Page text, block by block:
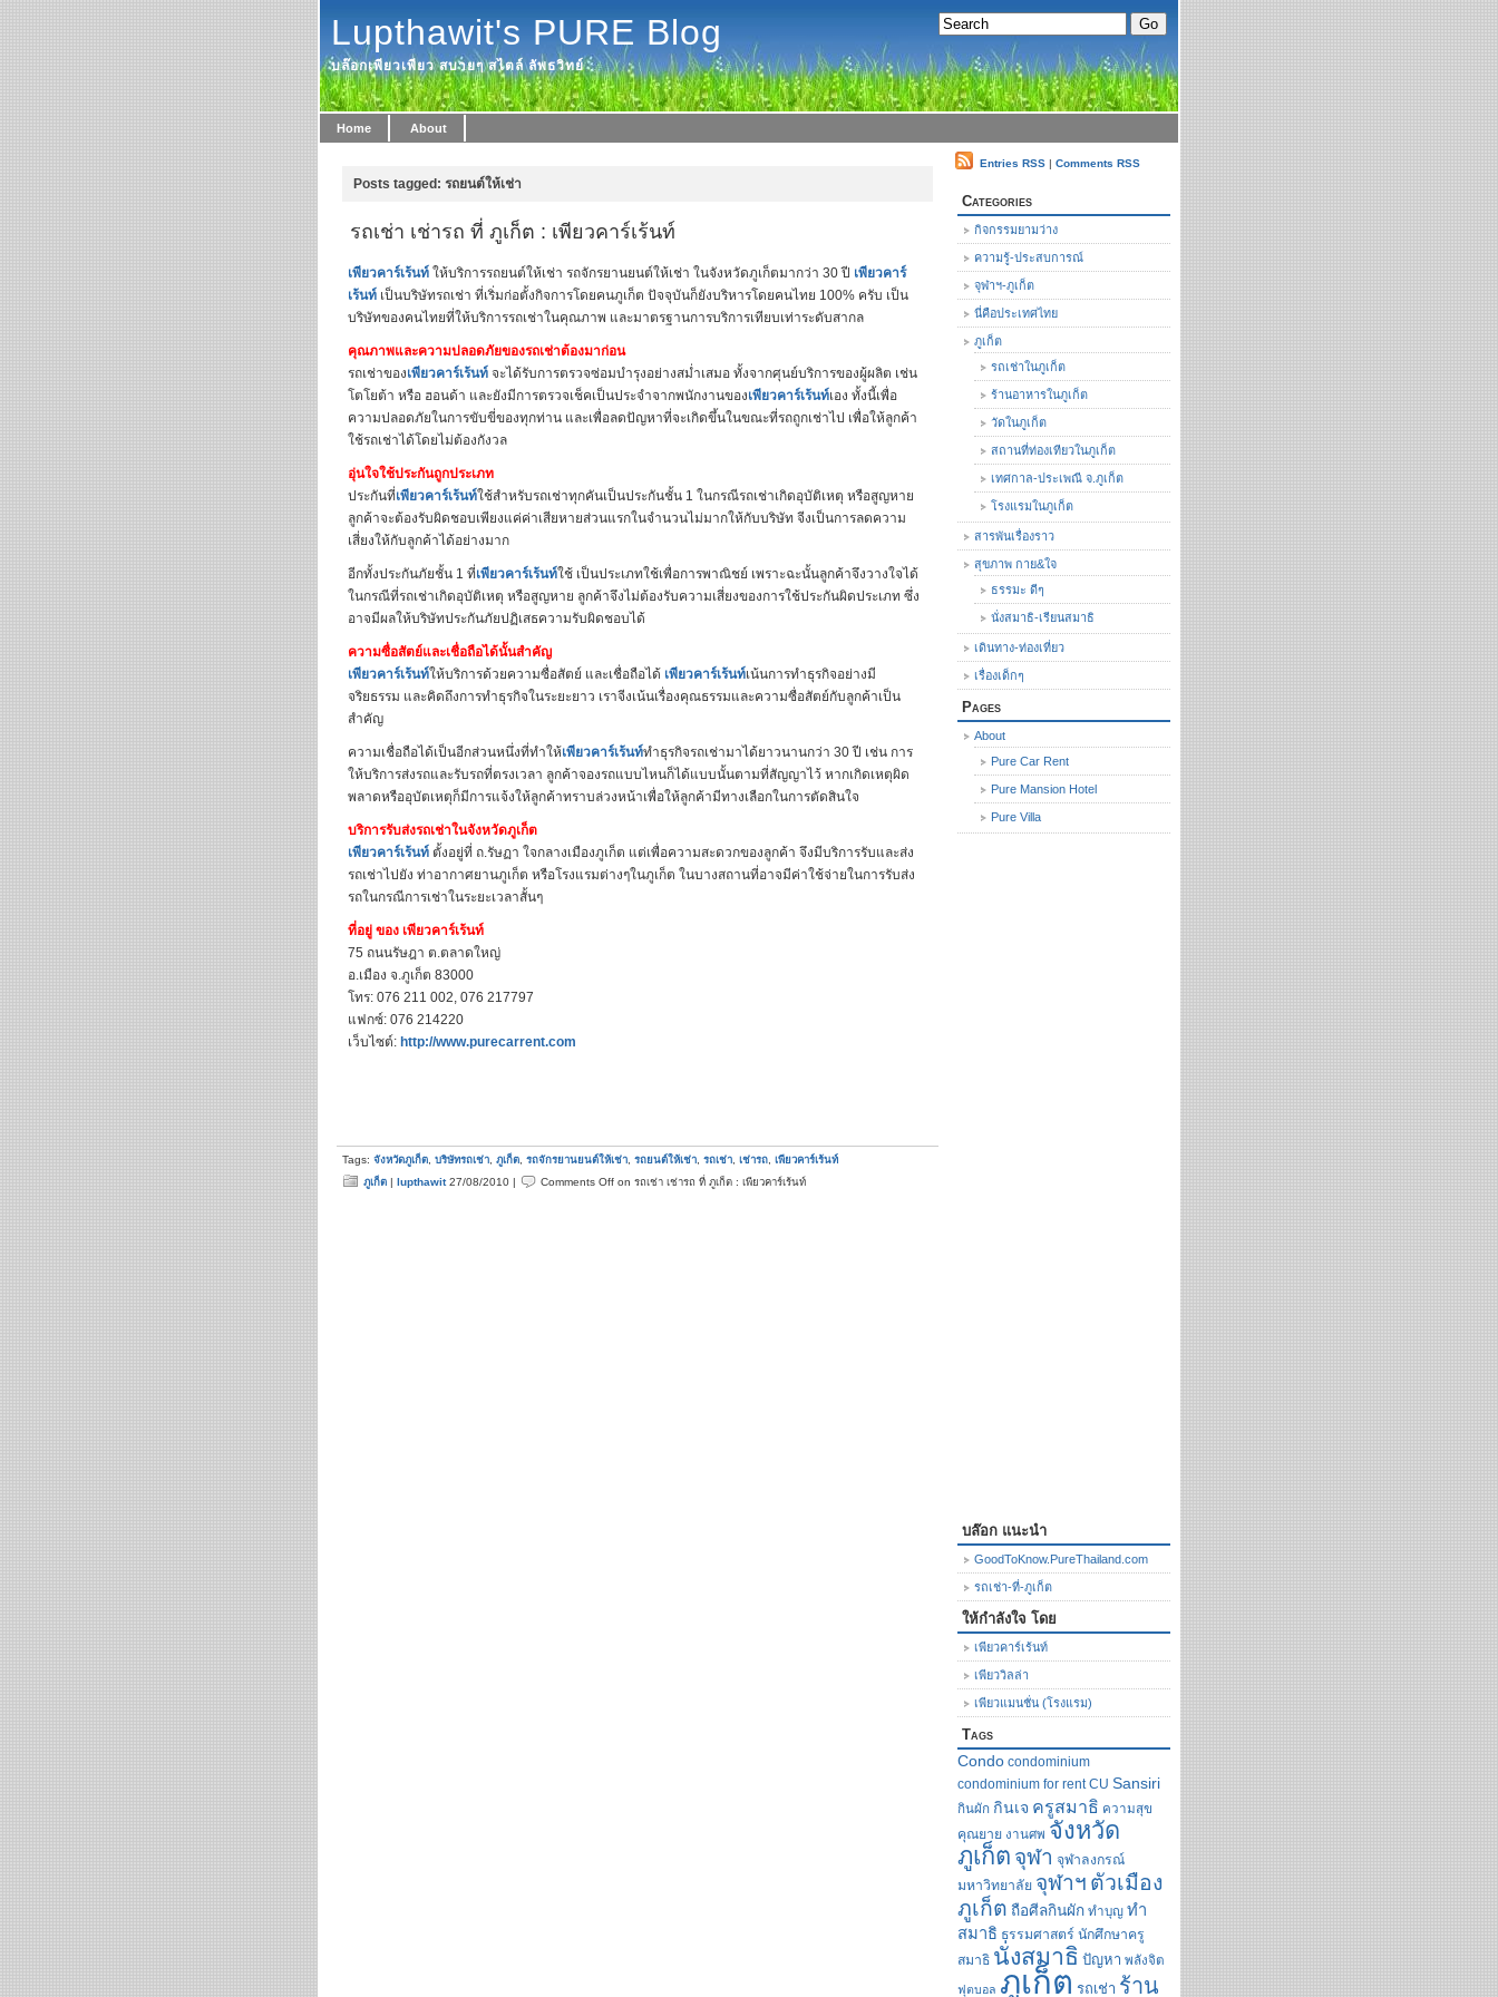
Lupthawit's PURE Blog
บล๊อกเพียวเพียว สบายๆ สไตล์ ลัพธวิทย์
Home About
Posts tagged: รถยนต์ให้เช่า
รถเช่า เช่ารถ ที่ ภูเก็ต : เพียวคาร์เร้นท์
เพียวคาร์เร้นท์ ให้บริการรถยนต์ให้เช่า รถจักรยานยนต์ให้เช่า ในจังหวัดภูเก็ตมากว่า 30 ปี เพียวคาร์
เร้นท์ เป็นบริษัทรถเช่า ที่เริ่มก่อตั้งกิจการโดยคนภูเก็ต ปัจจุบันก็ยังบริหารโดยคนไทย 100% ครับ เป็น
บริษัทของคนไทยที่ให้บริการรถเช่าในคุณภาพ และมาตรฐานการบริการเทียบเท่าระดับสากล
คุณภาพและความปลอดภัยของรถเช่าต้องมาก่อน
รถเช่าของเพียวคาร์เร้นท์ จะได้รับการตรวจซ่อมบำรุงอย่างสม่ำเสมอ ทั้งจากศุนย์บริการของผู้ผลิต เช่น
โตโยต้า หรือ ฮอนด้า และยังมีการตรวจเช็คเป็นประจำจากพนักงานของเพียวคาร์เร้นท์เอง ทั้งนี้เพื่อ
ความปลอดภัยในการขับขี่ของทุกท่าน และเพื่อลดปัญหาที่จะเกิดขึ้นในขณะที่รถถูกเช่าไป เพื่อให้ลูกค้า
ใช้รถเช่าได้โดยไม่ต้องกังวล
อุ่นใจใช้ประกันถูกประเภท
ประกันที่เพียวคาร์เร้นท์ใช้สำหรับรถเช่าทุกคันเป็นประกันชั้น 1 ในกรณีรถเช่าเกิดอุบัติเหตุ หรือสูญหาย
ลูกค้าจะต้องรับผิดชอบเพียงแค่ค่าเสียหายส่วนแรกในจำนวนไม่มากให้กับบริษัท จีงเป็นการลดความ
เสี่ยงให้กับลูกค้าได้อย่างมาก
อีกทั้งประกันภัยชั้น 1 ที่เพียวคาร์เร้นท์ใช้ เป็นประเภทใช้เพื่อการพาณิชย์ เพราะฉะนั้นลูกค้าจึงวางใจได้
ในกรณีที่รถเช่าเกิดอุบัติเหตุ หรือสูญหาย ลูกค้าจึงไม่ต้องรับความเสี่ยงของการใช้ประกันผิดประเภท ซึ่ง
อาจมีผลให้บริษัทประกันภัยปฏิเสธความรับผิดชอบได้
ความซื่อสัตย์และเชื่อถือได้นั้นสำคัญ
เพียวคาร์เร้นท์ให้บริการด้วยความซื่อสัตย์ และเชื่อถือได้ เพียวคาร์เร้นท์เน้นการทำธุรกิจอย่างมี
จริยธรรม และคิดถึงการทำธุรกิจในระยะยาว เราจีงเน้นเรื่องคุณธรรมและความซื่อสัตย์กับลูกค้าเป็น
สำคัญ
ความเชื่อถือได้เป็นอีกส่วนหนึ่งที่ทำให้เพียวคาร์เร้นท์ทำธุรกิจรถเช่ามาได้ยาวนานกว่า 30 ปี เช่น การ
ให้บริการส่งรถและรับรถที่ตรงเวลา ลูกค้าจองรถแบบไหนก็ได้แบบนั้นตามที่สัญญาไว้ หากเกิดเหตุผิด
พลาดหรืออุบัตเหตุก็มีการแจ้งให้ลูกค้าทราบล่วงหน้าเพื่อให้ลูกค้ามีทางเลือกในการตัดสินใจ
บริการรับส่งรถเช่าในจังหวัดภูเก็ต
เพียวคาร์เร้นท์ ตั้งอยู่ที่ ถ.รัษฏา ใจกลางเมืองภูเก็ต แต่เพื่อความสะดวกของลูกค้า จึงมีบริการรับและส่ง
รถเช่าไปยัง ท่าอากาศยานภูเก็ต หรือโรงแรมต่างๆในภูเก็ต ในบางสถานที่อาจมีค่าใช้จ่ายในการรับส่ง
รถในกรณีการเช่าในระยะเวลาสั้นๆ
ที่อยู่ ของ เพียวคาร์เร้นท์
75 ถนนรัษฎา ต.ตลาดใหญ่
อ.เมือง จ.ภูเก็ต 83000
โทร: 076 211 002, 076 217797
แฟกซ์: 076 214220
เว็บไซต์: http://www.purecarrent.com
Tags: จังหวัดภูเก็ต บริษัทรถเช่า ภูเก็ต รถจักรยานยนต์ให้เช่า รถยนต์ให้เช่า รถเช่า เช่ารถ เพียวคาร์เร้นท์
ภูเก็ต | lupthawit27/08/2010 | Comments Off on รถเช่า เช่ารถ ที่ ภูเก็ต : เพียวคาร์เร้นท์
Entries RSS | Comments RSS
Categories
กิจกรรมยามว่าง
ความรู้-ประสบการณ์
จุฬาฯ-ภูเก็ต
นี่คือประเทศไทย
ภูเก็ต
รถเช่าในภูเก็ต
ร้านอาหารในภูเก็ต
วัดในภูเก็ต
สถานที่ท่องเทียวในภูเก็ต
เทศกาล-ประเพณี จ.ภูเก็ต
โรงแรมในภูเก็ต
สารพันเรื่องราว
สุขภาพ กาย&ใจ
ธรรมะ ดีๆ
นั่งสมาธิ-เรียนสมาธิ
เดินทาง-ท่องเที่ยว
เรื่องเด็กๆ
Pages
About
Pure Car Rent
Pure Mansion Hotel
Pure Villa
บล๊อก แนะนำ
GoodToKnow.PureThailand.com
รถเช่า-ที่-ภูเก็ต
ให้กำลังใจ โดย
เพียวคาร์เร้นท์
เพียววิลล่า
เพียวแมนชั่น (โรงแรม)
Tags
Condo condominium
condominium for rent CU Sansiri
กินผัก กินเจ ครูสมาธิ ความสุข
คุณยาย งานศพ จังหวัด
ภูเก็ต จุฬา จุฬาลงกรณ์
มหาวิทยาลัย จุฬาฯ ตัวเมือง
ภูเก็ต ถือศีลกินผัก ทำบุญ ทำ
สมาธิ ธรรมศาสตร์ นักศึกษาครู
สมาธิ นั่งสมาธิ ปัญหา พลังจิต
ฟุตบอล ภูเก็ต รถเช่า ร้าน